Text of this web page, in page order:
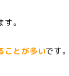
。
ことが多いです